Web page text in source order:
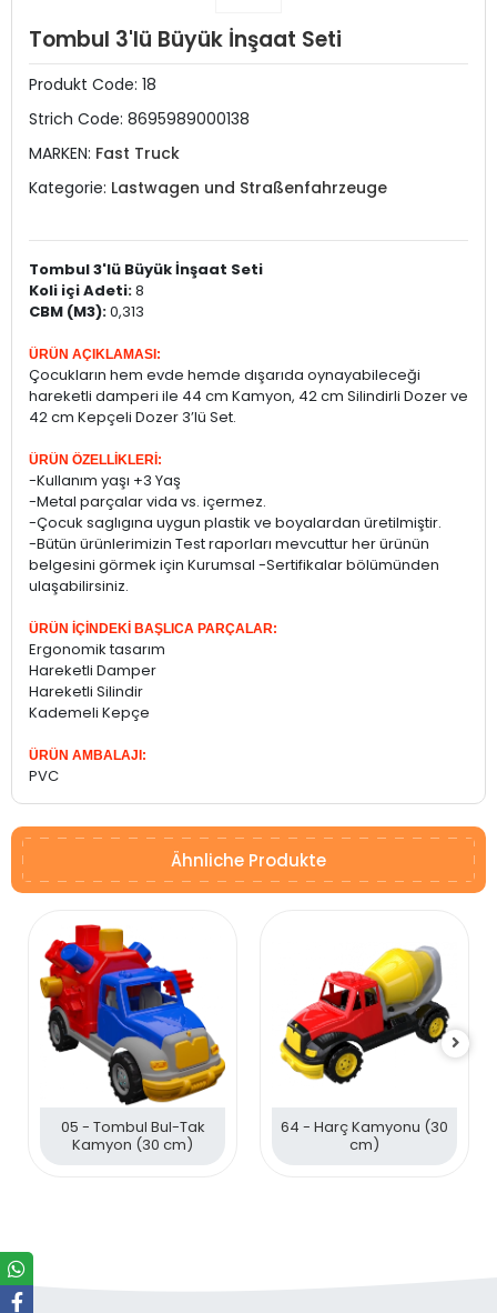
Tombul 3'lü Büyük İnşaat Seti
Produkt Code: 18
Strich Code: 8695989000138
MARKEN: Fast Truck
Kategorie: Lastwagen und Straßenfahrzeuge
Tombul 3'lü Büyük İnşaat Seti
Koli içi Adeti:8
CBM (M3):0,313
ÜRÜN AÇIKLAMASI:
Çocukların hem evde hemde dışarıda oynayabileceği
hareketli damperi ile 44 cm Kamyon, 42 cm Silindirli Dozer ve
42 cm Kepçeli Dozer 3’lü Set.
ÜRÜN ÖZELLİKLERİ:
-Kullanım yaşı +3 Yaş
-Metal parçalar vida vs. içermez.
-Çocuk saglıgına uygun plastik ve boyalardan üretilmiştir.
-Bütün ürünlerimizin Test raporları mevcuttur her ürünün
belgesini görmek için Kurumsal -Sertifikalar bölümünden
ulaşabilirsiniz.
ÜRÜN İÇİNDEKİ BAŞLICA PARÇALAR:
Ergonomik tasarım
Hareketli Damper
Hareketli Silindir
Kademeli Kepçe
ÜRÜN AMBALAJI:
PVC
Ähnliche Produkte
05 - Tombul Bul-Tak
Kamyon (30 cm)
64 - Harç Kamyonu (30
cm)